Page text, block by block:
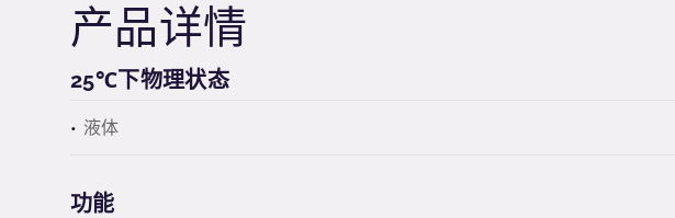
产品详情
25℃下物理状态
液体
功能